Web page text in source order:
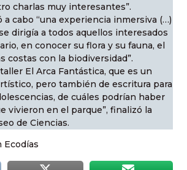
charlas muy interesantes”.
a cabo “una experiencia inmersiva (…)
dirigía a todos aquellos interesados
en conocer su flora y su fauna, el
costas con la biodiversidad”.
El Arca Fantástica, que es un
pero también de escritura para
de cuáles podrían haber
vivieron en el parque”, finalizó la
de Ciencias.
Ecodías